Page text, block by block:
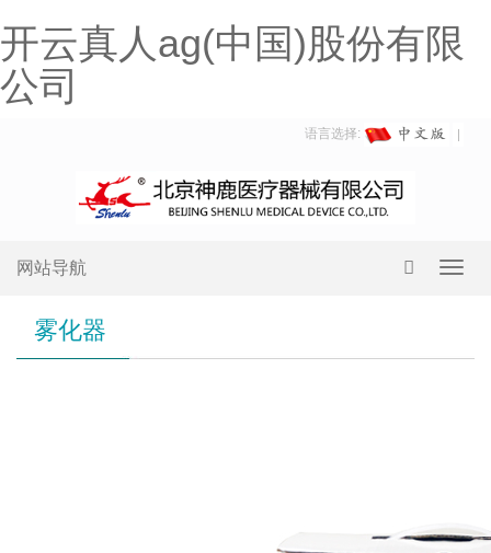
开云真人ag(中国)股份有限
公司
语言选择:
网站导航
雾化器